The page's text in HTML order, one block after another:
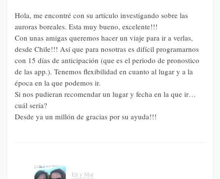
Hola, me encontré con su artículo investigando sobre las
auroras boreales. Esta muy bueno, excelente!!!
Con unas amigas queremos hacer un viaje para ir a verlas,
desde Chile!!! Así que para nosotras es difícil programarnos
con 15 días de anticipación (que es el periodo de pronostico
de las app.). Tenemos flexibilidad en cuanto al lugar y a la
época en la que podemos ir.
Si nos pudieran recomendar un lugar y fecha en la que ir…
cuál sería?
Desde ya un millón de gracias por su ayuda!!!
Eli y Mar